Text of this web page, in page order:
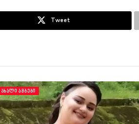
Tweet
ᲐᲮᲐᲚᲘ ᲐᲛᲑᲔᲑᲘ